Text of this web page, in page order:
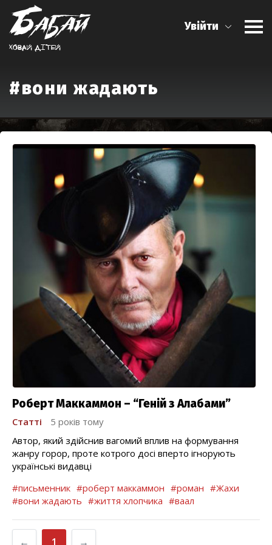
Ховай дiтей
Увійти
#вони жадають
Роберт Маккаммон – “Геній з Алабами”
Статті
5 років тому
Автор, який здійснив вагомий вплив на формування
жанру горор, проте котрого досі вперто ігнорують
українські видавці
#письменник #роберт маккаммон #роман #Жахи
#вони жадають #життя хлопчика #ваал
← 1 →